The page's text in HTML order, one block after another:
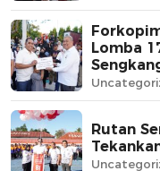
Lomba
Krupuk
Rutan